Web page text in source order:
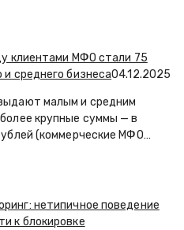
клиентами МФО стали 75
среднего бизнеса04.12.2025
малым и средним
крупные суммы — в
(коммерческие МФО…
нетипичное поведение
к блокировке